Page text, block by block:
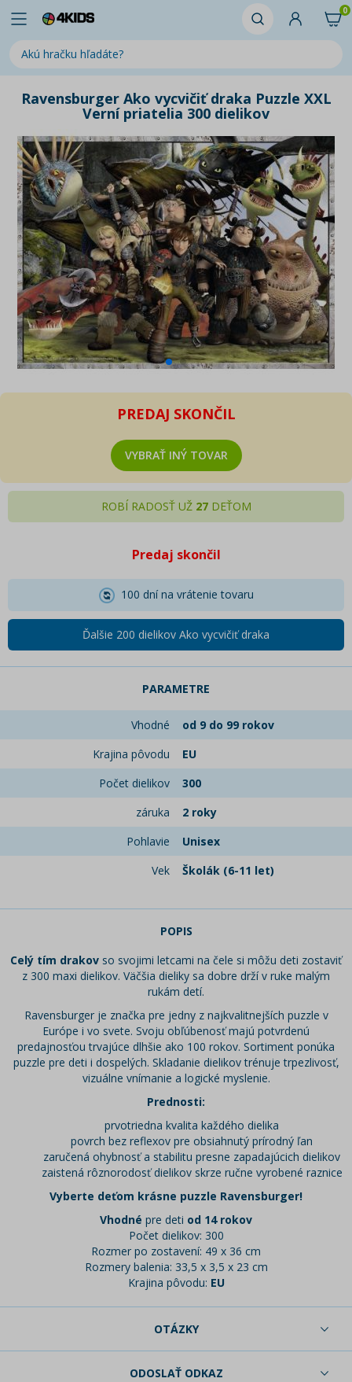
0
Ravensburger Ako vycvičiť draka Puzzle XXL
Verní priatelia 300 dielikov
PREDAJ SKONČIL
VYBRAŤ INÝ TOVAR
ROBÍ RADOSŤ UŽ 27DEŤOM
Predaj skončil
100 dní na vrátenie tovaru
Ďalšie 200 dielikov Ako vycvičiť draka
PARAMETRE
Vhodné
od 9 do 99 rokov
Krajina pôvodu
EU
Počet dielikov
300
záruka
2 roky
Pohlavie
Unisex
Vek
Školák (6-11 let)
POPIS
Celý tím drakov so svojimi letcami na čele si môžu deti zostaviť
z 300 maxi dielikov. Väčšia dieliky sa dobre drží v ruke malým
rukám detí.
Ravensburger je značka pre jedny z najkvalitnejších puzzle v
Európe i vo svete. Svoju obľúbenosť majú potvrdenú
predajnosťou trvajúce dlhšie ako 100 rokov. Sortiment ponúka
puzzle pre deti i dospelých. Skladanie dielikov trénuje trpezlivosť,
vizuálne vnímanie a logické myslenie.
Prednosti:
prvotriedna kvalita každého dielika
povrch bez reflexov pre obsiahnutý prírodný ľan
zaručená ohybnosť a stabilitu presne zapadajúcich dielikov
zaistená rôznorodosť dielikov skrze ručne vyrobené raznice
Vyberte deťom krásne puzzle Ravensburger!
Vhodné pre deti od 14 rokov
Počet dielikov: 300
Rozmer po zostavení: 49 x 36 cm
Rozmery balenia: 33,5 x 3,5 x 23 cm
Krajina pôvodu: EU
OTÁZKY
ODOSLAŤ ODKAZ